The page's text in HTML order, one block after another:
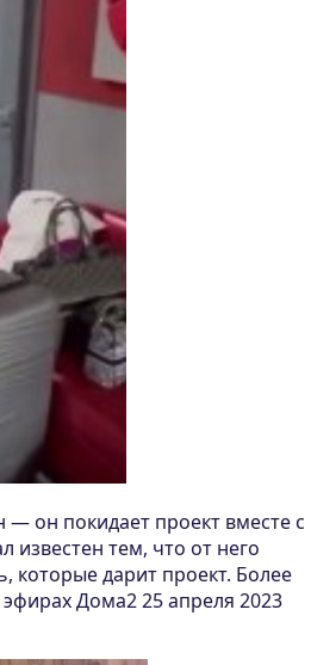
— он покидает проект вместе с
тем, что от него
которые дарит проект. Более
Дома2 25 апреля 2023